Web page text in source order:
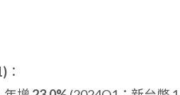
：